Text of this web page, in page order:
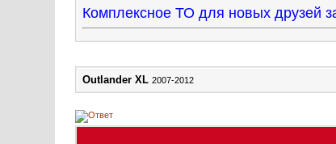
Комплексное ТО для новых
Outlander XL 2007-2012